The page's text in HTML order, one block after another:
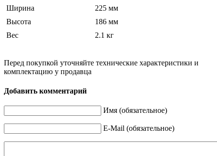
Ширина
225 мм
Высота
186 мм
Вес
2.1 кг
Перед покупкой уточняйте технические характеристики и
комплектацию у продавца
Добавить комментарий
Имя (обязательное)
E-Mail (обязательное)